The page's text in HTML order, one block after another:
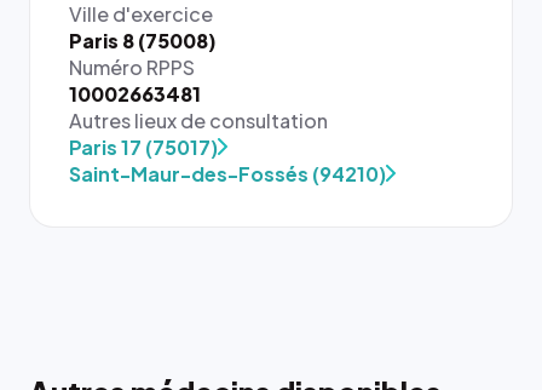
Ville d'exercice
Paris 8 (75008)
Numéro RPPS
10002663481
Autres lieux de consultation
Paris 17 (75017)
Saint-Maur-des-Fossés (94210)
{# 40×40
: la taille
rendue par
`.profile-